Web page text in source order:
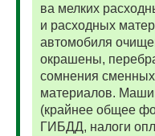
ва мелких
и расходных
автомобиля
окрашены,
сомнения
материалов.
(крайнее общее
ГИБДД, налоги